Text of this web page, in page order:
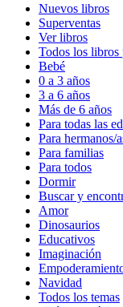
Nuevos libros
Superventas
Ver libros
Todos los libros
Bebé
0 a 3 años
3 a 6 años
Más de 6 años
Para todas las
Para hermanos/
Para familias
Para todos
Dormir
Buscar y
Amor
Dinosaurios
Educativos
Imaginación
Navidad
Todos los temas